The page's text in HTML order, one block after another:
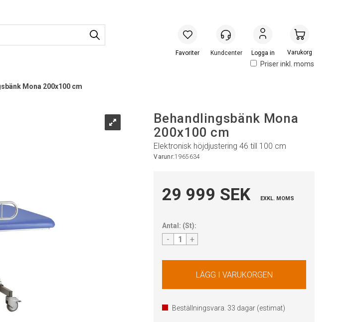
Priser inkl. moms
Logga in Handlevogn
Mona 200x100 cm
Behandlingsbänk Mona
200x100 cm
Elektronisk höjdjustering 46 till 100 cm
Varunr:1965634
29 999 SEK EXKL. MOMS
Antal: (St):
- +
Beställningsvara. 33 dagar (estimat)